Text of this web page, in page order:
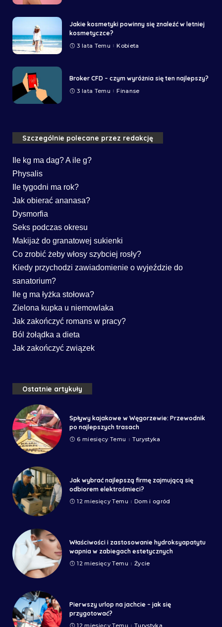
Jakie kosmetyki powinny się znaleźć w letniej
kosmetyczce?
3 lata Temu Kobieta
Broker CFD – czym wyróżnia się ten najlepszy?
3 lata Temu Finanse
Szczególnie polecane przez redakcję
Ile kg ma dag? A ile g?
Physalis
Ile tygodni ma rok?
Jak obierać ananasa?
Dysmorfia
Seks podczas okresu
Makijaż do granatowej sukienki
Co zrobić żeby włosy szybciej rosły?
Kiedy przychodzi zawiadomienie o wyjeździe do
sanatorium?
Ile g ma łyżka stołowa?
Zielona kupka u niemowlaka
Jak zakończyć romans w pracy?
Ból żołądka a dieta
Jak zakończyć związek
Ostatnie artykuły
Spływy kajakowe w Węgorzewie: Przewodnik
po najlepszych trasach
6 miesięcy Temu Turystyka
Jak wybrać najlepszą firmę zajmującą się
odbiorem elektrośmieci?
12 miesięcy Temu Dom i ogród
Właściwości i zastosowanie hydroksyapatytu
wapnia w zabiegach estetycznych
12 miesięcy Temu Życie
Pierwszy urlop na jachcie – jak się
przygotować?
12 miesięcy Temu Turystyka